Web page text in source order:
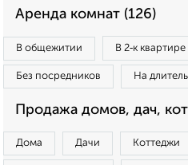
Аренда комнат (126)
В общежитии В 2‑к квартире
Без посредников На
Продажа домов, дач,
Дома Дачи Коттеджи